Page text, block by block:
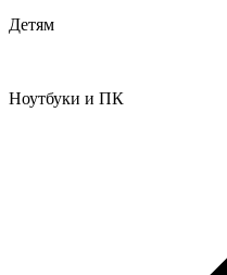
Детям
Ноутбуки и ПК